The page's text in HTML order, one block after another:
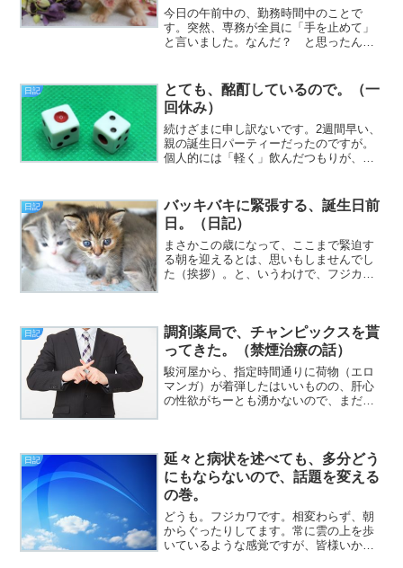
とか。（日記）
今日の午前中の、勤務時間中のことで
す。突然、専務が全員に「手を止めて」
と言いました。なんだ？ と思ったんで
「体調不良なので、退職します」と、突
然仰ったかと思ったら、即座に...
日記
とても、酩酊しているので。（一
回休み）
続けざまに申し訳ないです。2週間早い、
親の誕生日パーティーだったのですが。
個人的には「軽く」飲んだつもりが、予
礼します。
日記
バッキバキに緊張する、誕生日前
日。（日記）
まさかこの歳になって、ここまで緊迫す
る朝を迎えるとは、思いもしませんでし
た（挨拶）。と、いうわけで、フジカワ
か。さて。何度も言ってる通...
日記
調剤薬局で、チャンピックスを貰
ってきた。（禁煙治療の話）
駿河屋から、指定時間通りに荷物（エロ
マンガ）が着弾したはいいものの、肝心
の性欲がちーとも湧かないので、まだ開
剤薬局まで行く道すがら、...
日記
延々と病状を述べても、多分どう
にもならないので、話題を変える
の巻。
どうも。フジカワです。相変わらず、朝
からぐったりしてます。常に雲の上を歩
いているような感覚ですが、皆様いかが